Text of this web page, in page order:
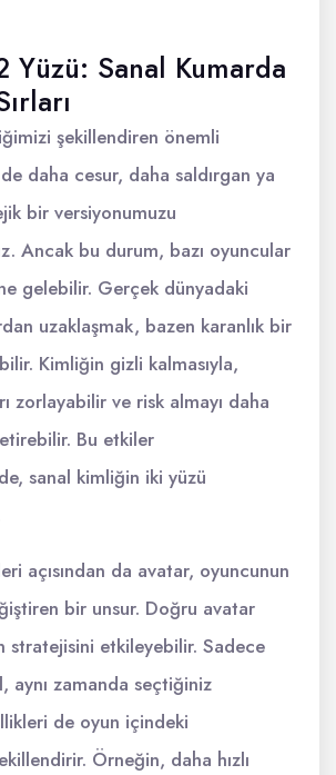
Yüzü: Sanal Kumarda
şekillendiren önemli
daha cesur, daha saldırgan ya
bir versiyonumuzu
Ancak bu durum, bazı oyuncular
gelebilir. Gerçek dünyadaki
uzaklaşmak, bazen karanlık bir
Kimliğin gizli kalmasıyla,
zorlayabilir ve risk almayı daha
Bu etkiler
sanal kimliğin iki yüzü
açısından da avatar, oyuncunun
bir unsur. Doğru avatar
stratejisini etkileyebilir. Sadece
aynı zamanda seçtiğiniz
de oyun içindeki
Örneğin, daha hızlı